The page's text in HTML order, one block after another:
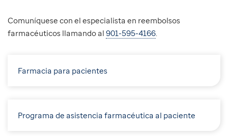
Comuníquese con el especialista en reembolsos
farmacéuticos llamando al 901-595-4166.
Farmacia para pacientes
Programa de asistencia farmacéutica al paciente